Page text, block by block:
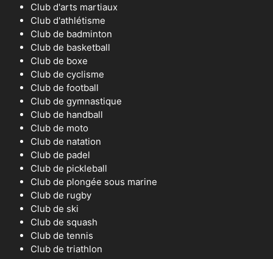
Club d'arts martiaux
Club d'athlétisme
Club de badminton
Club de basketball
Club de boxe
Club de cyclisme
Club de football
Club de gymnastique
Club de handball
Club de moto
Club de natation
Club de padel
Club de pickleball
Club de plongée sous marine
Club de rugby
Club de ski
Club de squash
Club de tennis
Club de triathlon